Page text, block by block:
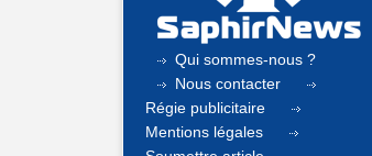
Qui sommes-nous ?
Nous contacter
Régie publicitaire
Mentions légales